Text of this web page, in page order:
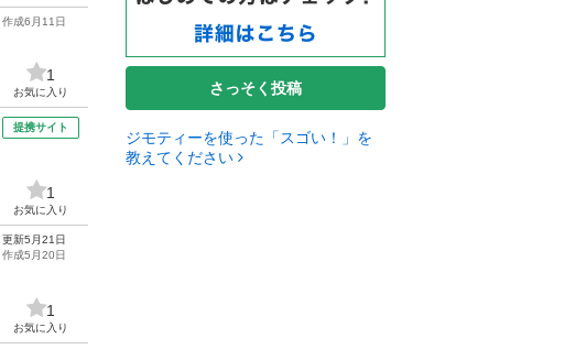
作成6月11日
1
お気に入り
提携サイト
1
お気に入り
更新5月21日
作成5月20日
1
お気に入り
さっそく投稿
ジモティーを使った「スゴい！」を
教えてください